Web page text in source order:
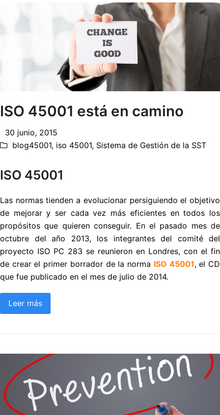
ISO 45001 está en camino
30 junio, 2015
blog45001, iso 45001, Sistema de Gestión de la SST
ISO 45001
Las normas tienden a evolucionar persiguiendo el objetivo
de mejorar y ser cada vez más eficientes en todos los
propósitos que quieren conseguir. En el pasado mes de
octubre del año 2013, los integrantes del comité del
proyecto ISO PC 283 se reunieron en Londres, con el fin
de crear el primer borrador de la norma ISO 45001, el CD
que fue publicado en el mes de julio de 2014.
Leer más